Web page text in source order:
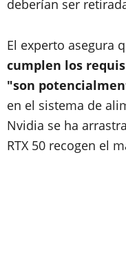
deberían ser
El experto asegura
cumplen los
"son
en el sistema de
Nvidia se ha
RTX 50 recogen el